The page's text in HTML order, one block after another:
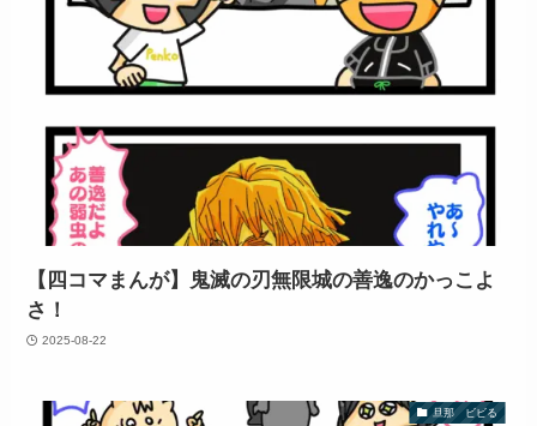
【四コマまんが】鬼滅の刃無限城の善逸のかっこよ
さ！
2025-08-22
旦那 ビビる